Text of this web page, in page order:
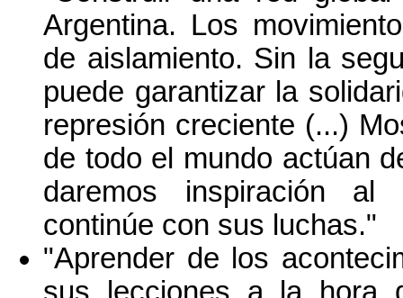
Argentina. Los
de aislamiento. Sin la
puede garantizar la
represión creciente (...)
de todo el mundo actúan
daremos inspiración al
continúe con sus luchas."
"Aprender de los